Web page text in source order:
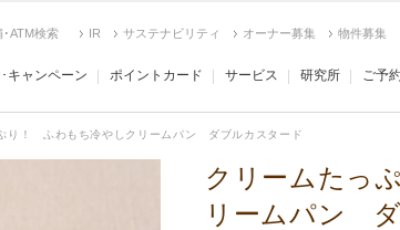
･ATM検索 IR サステナビリティ オーナー募集 物件募集
キャンペーン ポイントカード サービス 研究所 ご予
り！ ふわもち冷やしクリームパン ダブルカスタード
クリームたっ
リームパン